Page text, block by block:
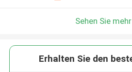
Sehen Sie
Erhalten Sie den